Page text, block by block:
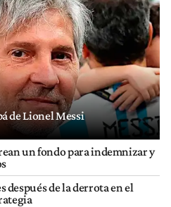
de Lionel Messi
un fondo para indemnizar y
después de la derrota en el